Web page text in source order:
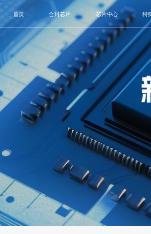
首页 合封芯片 芯片中心 特